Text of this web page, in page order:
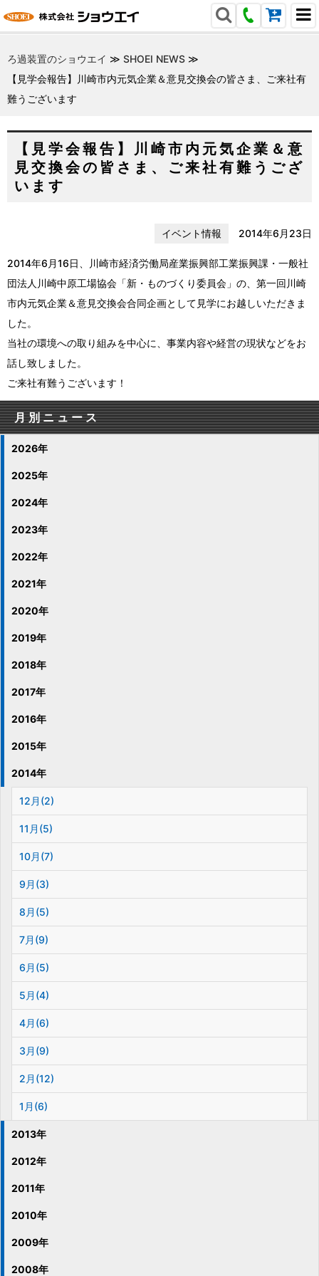
ろ過装置のショウエイ ≫ SHOEI NEWS ≫
【見学会報告】川崎市内元気企業＆意見交換会の皆さま、ご来社有
難うございます
【見学会報告】川崎市内元気企業＆意
見交換会の皆さま、ご来社有難うござ
います
イベント情報 2014年6月23日
2014年6月16日、川崎市経済労働局産業振興部工業振興課・一般社
団法人川崎中原工場協会「新・ものづくり委員会」の、第一回川崎
市内元気企業＆意見交換会合同企画として 見学にお越しいただきま
した。
当社の環境への取り組みを中心に、事業内容や経営の現状などをお
話し致しました。
ご来社有難うございます！
月別ニュース
2026年
2025年
2024年
2023年
2022年
2021年
2020年
2019年
2018年
2017年
2016年
2015年
2014年
12月(2)
11月(5)
10月(7)
9月(3)
8月(5)
7月(9)
6月(5)
5月(4)
4月(6)
3月(9)
2月(12)
1月(6)
2013年
2012年
2011年
2010年
2009年
2008年